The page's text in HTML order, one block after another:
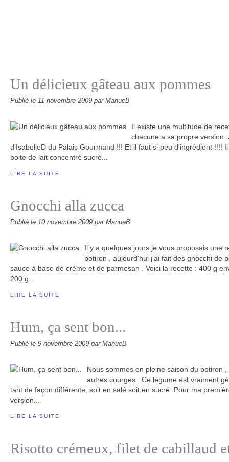
Un délicieux gâteau aux pommes
Publié le 11 novembre 2009 par ManueB
Il existe une multitude de
chacune a sa propre
d'IsabelleD du Palais Gourmand !!! Et il faut si peu d'ingrédient !!!!
boite de lait concentré sucré...
LIRE LA SUITE
Gnocchi alla zucca
Publié le 10 novembre 2009 par ManueB
Il y a quelques jours je vous proposais une
potiron , aujourd'hui j'ai fait des gnocchi de
sauce à base de crème et de parmesan . Voici la recette : 400 g
200 g...
LIRE LA SUITE
Hum, ça sent bon...
Publié le 9 novembre 2009 par ManueB
Nous sommes en pleine saison du potiron
autres courges . Ce légume est vraiment
tant de façon différente, soit en salé soit en sucré. Pour ma
version...
LIRE LA SUITE
Risotto crémeux, filet de cabillaud